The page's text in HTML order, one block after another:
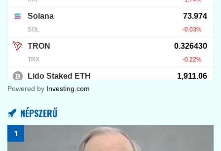
Powered by Investing.com
NÉPSZERŰ